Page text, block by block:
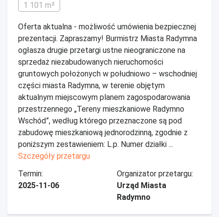
1 101 m²
Oferta aktualna - możliwość umówienia bezpiecznej
prezentacji. Zapraszamy! Burmistrz Miasta Radymna
ogłasza drugie przetargi ustne nieograniczone na
sprzedaż niezabudowanych nieruchomości
gruntowych położonych w południowo – wschodniej
części miasta Radymna, w terenie objętym
aktualnym miejscowym planem zagospodarowania
przestrzennego „Tereny mieszkaniowe Radymno
Wschód”, według którego przeznaczone są pod
zabudowę mieszkaniową jednorodzinną, zgodnie z
poniższym zestawieniem: L.p. Numer działki ...
Szczegóły przetargu
Termin:
2025-11-06
Organizator przetargu:
Urząd Miasta
Radymno